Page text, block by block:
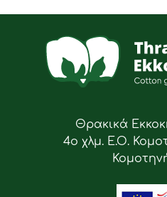
Θρακικά
4ο χλμ. Ε.Ο.